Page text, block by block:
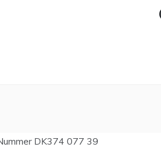
DK374 077 39